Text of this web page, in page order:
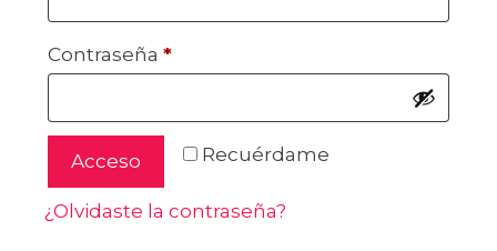
Contraseña *
Recuérdame
Acceso
¿Olvidaste la contraseña?